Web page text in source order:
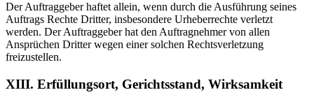
Der Auftraggeber haftet allein, wenn durch die Ausführung seines
Auftrags Rechte Dritter, insbesondere Urheberrechte verletzt
werden. Der Auftraggeber hat den Auftragnehmer von allen
Ansprüchen Dritter wegen einer solchen Rechtsverletzung
freizustellen.
XIII. Erfüllungsort, Gerichtsstand, Wirksamkeit